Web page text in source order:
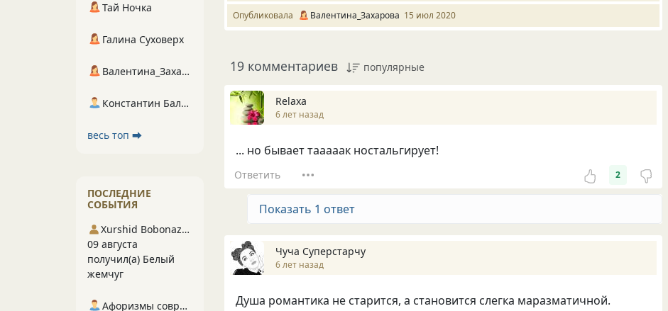
Опубликовала Валентина_Захарова 15 июл 2020
19 комментариев популярные
Relaxa
6 лет назад
... но бывает тааааак ностальгирует!
Ответить 2
Показать 1 ответ
Чуча Суперстарчу
6 лет назад
Душа романтика не старится, а становится слегка маразматичной.
Тай Ночка
Галина Суховерх
Валентина_Захарова
Константин Балухта
весь топ ⮕
ПОСЛЕДНИЕ
СОБЫТИЯ
Xurshid Bobonazarov
09 августа
получил(а) Белый
жемчуг
Афоризмы современников